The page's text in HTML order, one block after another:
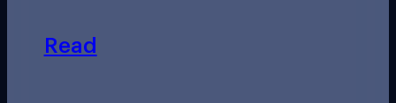
Read